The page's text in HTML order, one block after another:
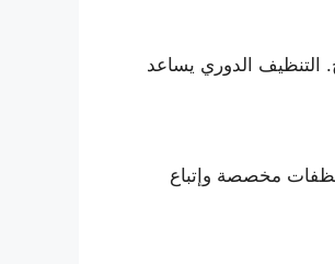
التنظيف الدوري يساعد
مخصصة وإتباع